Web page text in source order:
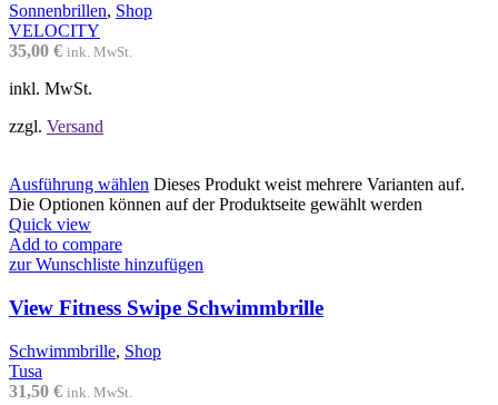
Sonnenbrillen, Shop
VELOCITY
35,00 € ink. MwSt.
inkl. MwSt.
zzgl. Versand
Ausführung wählen Dieses Produkt weist mehrere Varianten auf.
Die Optionen können auf der Produktseite gewählt werden
Quick view
Add to compare
zur Wunschliste hinzufügen
View Fitness Swipe Schwimmbrille
Schwimmbrille, Shop
Tusa
31,50 € ink. MwSt.